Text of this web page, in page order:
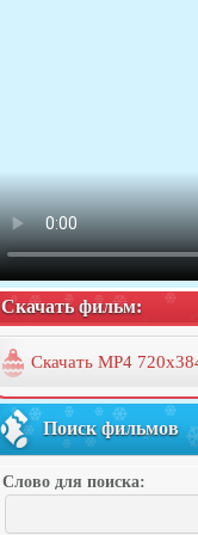
Скачать фильм:
Скачать MP4
Поиск фильмов
Слово для поиска: